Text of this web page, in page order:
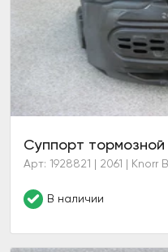
Арт: 1928821 | 2061 | Knorr
В наличии